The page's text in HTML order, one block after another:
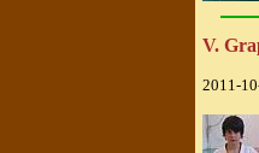
V.
2011-